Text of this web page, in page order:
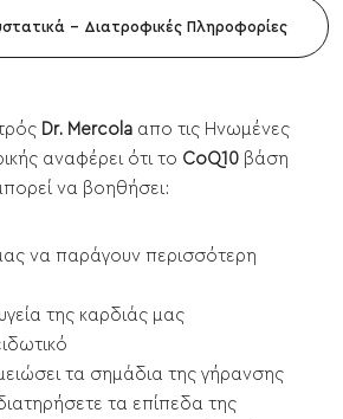
- Διατροφικές Πληροφορίες
Dr. Mercola απο τις Ηνωμένες
αναφέρει ότι το CoQ10 βάση
να βοηθήσει:
να παράγουν περισσότερη
υγεία της καρδιάς μας
τα σημάδια της γήρανσης
τα επίπεδα της